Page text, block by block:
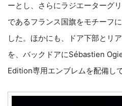
ーとし、さらにラジエーターグ
であるフランス国旗をモチーフ
した。ほかにも、ドア下部とリ
を、バックドアにSébastien
Edition専用エンブレムを配備して